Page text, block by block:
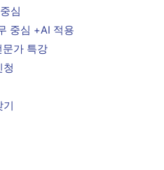
심
중심 +AI 적용
문가 특강
청
기